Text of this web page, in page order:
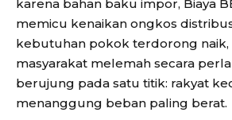
karena bahan baku impor, Biaya
memicu kenaikan ongkos
kebutuhan pokok terdorong naik,
masyarakat melemah secara
berujung pada satu titik: rakyat
menanggung beban paling berat.